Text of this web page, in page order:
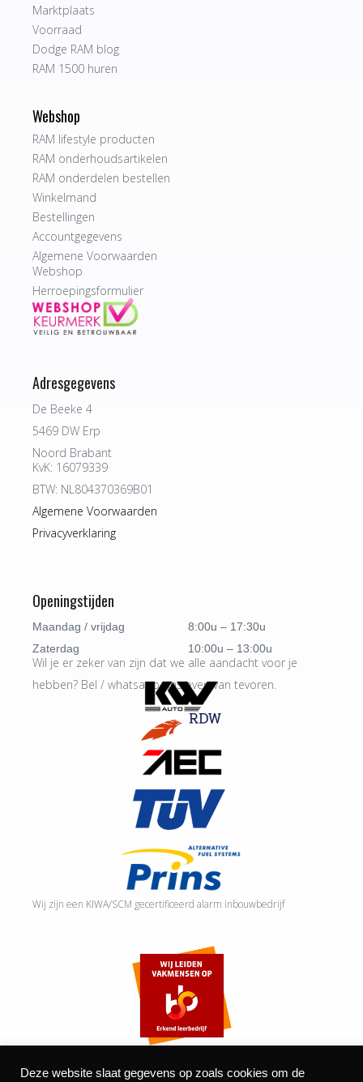
Marktplaats
Voorraad
Dodge RAM blog
RAM 1500 huren
Webshop
RAM lifestyle producten
RAM onderhoudsartikelen
RAM onderdelen bestellen
Winkelmand
Bestellingen
Accountgegevens
Algemene Voorwaarden
Webshop
Herroepingsformulier
Adresgegevens
De Beeke 4
5469 DW Erp
Noord Brabant
KvK: 16079339
BTW: NL804370369B01
Algemene Voorwaarden
Privacyverklaring
Openingstijden
Maandag / vrijdag
8:00u – 17:30u
Zaterdag
10:00u – 13:00u
Wil je er zeker van zijn dat we alle aandacht voor je
hebben? Bel / whatsapp ons even van tevoren.
Wij zijn een KIWA/SCM gecertificeerd alarm inbouwbedrijf
Deze website slaat gegevens op zoals cookies om de